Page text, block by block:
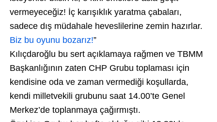
vermeyeceğiz! İç karışıklık yaratma çabaları,
sadece dış müdahale heveslilerine zemin hazırlar.
Biz bu oyunu bozarız!”
Kılıçdaroğlu bu sert açıklamaya rağmen ve TBMM
Başkanlığının zaten CHP Grubu toplaması için
kendisine oda ve zaman vermediği koşullarda,
kendi milletvekili grubunu saat 14.00’te Genel
Merkez’de toplanmaya çağırmıştı.